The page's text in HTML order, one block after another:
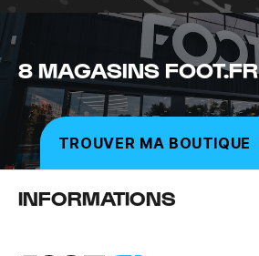
8 MAGASINS FOOT.FR
TROUVER MA BOUTIQUE
INFORMATIONS